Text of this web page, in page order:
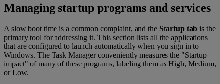
Managing startup programs and services
A slow boot time is a common complaint, and the Startup tab is the
primary tool for addressing it. This section lists all the applications
that are configured to launch automatically when you sign in to
Windows. The Task Manager conveniently measures the "Startup
impact" of many of these programs, labeling them as High, Medium,
or Low.